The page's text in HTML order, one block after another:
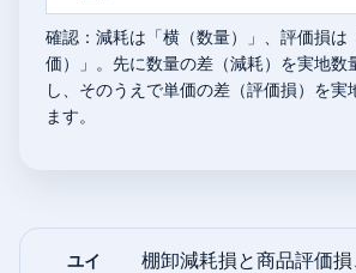
確認：減耗は「横（数量）」、評価損は
価）」。先に数量の差（減耗）を実地数
し、そのうえで単価の差（評価損）を実
ます。
ユイ
棚卸減耗損と商品評価